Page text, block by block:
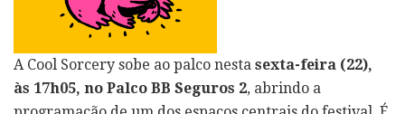
A Cool Sorcery sobe ao palco nesta sexta-feira (22),
às 17h05, no Palco BB Seguros 2, abrindo a